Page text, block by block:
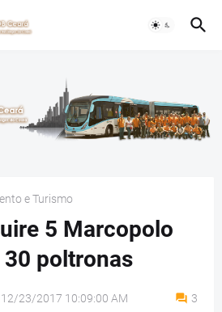
e Turismo
5 Marcopolo
poltronas
12/23/2017 10:09:00 AM 3